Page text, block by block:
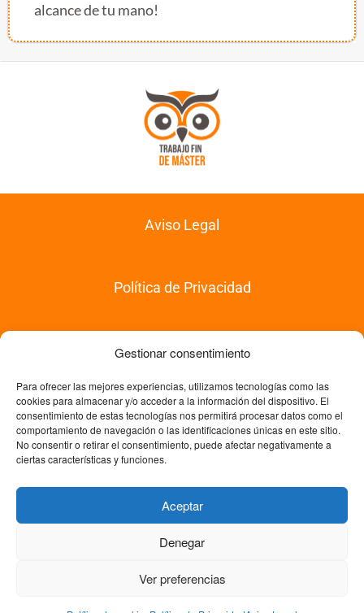
Gestionar consentimiento
Para ofrecer las mejores experiencias, utilizamos tecnologías como las
cookies para almacenar y/o acceder a la información del dispositivo. El
consentimiento de estas tecnologías nos permitirá procesar datos como el
comportamiento de navegación o las identificaciones únicas en este sitio.
No consentir o retirar el consentimiento, puede afectar negativamente a
ciertas características y funciones.
Aceptar
Denegar
Ver preferencias
alcance de tu mano!
Aviso Legal
Política de Privacidad
Política de Compras
Política de Devoluciones
© Copyright 2026 Trabajo Fin de Máster. Academia Experta en